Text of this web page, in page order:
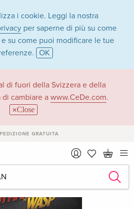
i cookie. Leggi la nostra
per saperne di più su come
su come puoi modificare le tue
OK
di fuori della Svizzera e della
di cambiare a www.CeDe.com.
Close
GRATUITA
›